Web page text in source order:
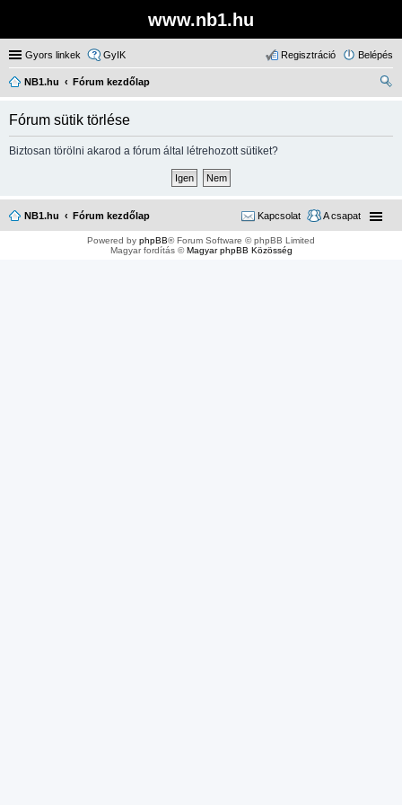
www.nb1.hu
Gyors linkek GyIK Belépés
Regisztráció
NB1.hu
Fórum kezdőlap
Fórum sütik törlése
Biztosan törölni akarod a fórum által létrehozott sütiket?
NB1.hu Fórum kezdőlap A csapat
Kapcsolat
Powered by phpBB® Forum Software © phpBB Limited
Magyar fordítás ©Magyar phpBB Közösség